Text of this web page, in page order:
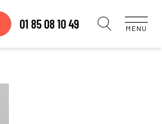
01 85 08 10 49 MENU